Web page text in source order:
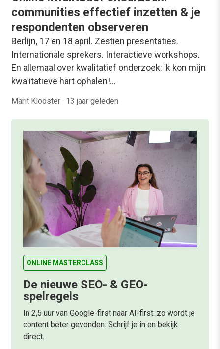
communities effectief inzetten & je
respondenten observeren
Berlijn, 17 en 18 april. Zestien presentaties.
Internationale sprekers. Interactieve workshops.
En allemaal over kwalitatief onderzoek: ik kon mijn
kwalitatieve hart ophalen!…
Marit Klooster · 13 jaar geleden
ONLINE MASTERCLASS
De nieuwe SEO- & GEO-
spelregels
In 2,5 uur van Google-first naar AI-first: zo wordt je
content beter gevonden. Schrijf je in en bekijk
direct.